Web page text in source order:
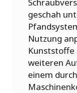
geschah
Nutzung
weiteren
einem